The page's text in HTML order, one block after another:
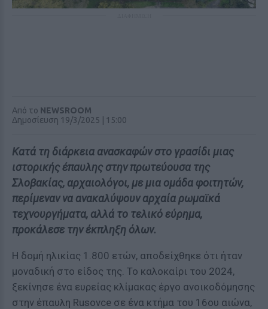
Από το NEWSROOM
Δημοσίευση 19/3/2025 | 15:00
Κατά τη διάρκεια ανασκαφών στο γρασίδι μιας
ιστορικής έπαυλης στην πρωτεύουσα της
Σλοβακίας, αρχαιολόγοι, με μια ομάδα φοιτητών,
περίμεναν να ανακαλύψουν αρχαία ρωμαϊκά
τεχνουργήματα, αλλά το τελικό εύρημα,
προκάλεσε την έκπληξη όλων.
Η δομή ηλικίας 1.800 ετών, αποδείχθηκε ότι ήταν
μοναδική στο είδος της. Το καλοκαίρι του 2024,
ξεκίνησε ένα ευρείας κλίμακας έργο ανοικοδόμησης
στην έπαυλη Rusovce σε ένα κτήμα του 16ου αιώνα,